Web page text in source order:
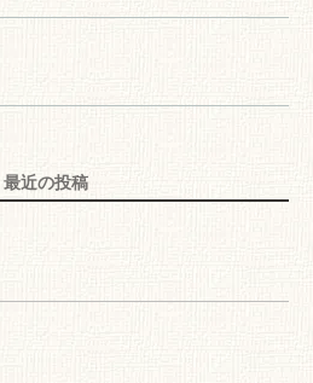
最近の投稿